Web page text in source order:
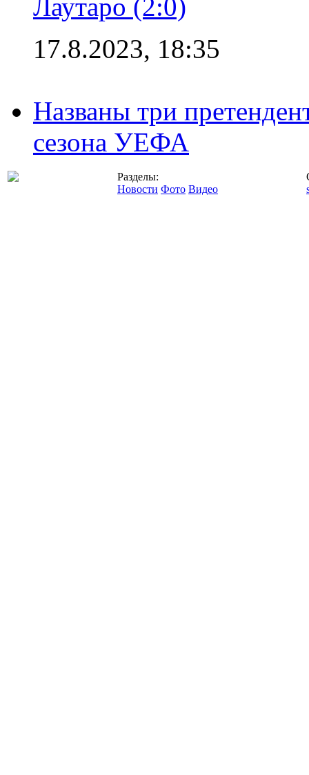
Лаутаро (2:0)
17.8.2023, 18:35
Названы три
сезона УЕФА
Разделы:
Новости Фото Видео